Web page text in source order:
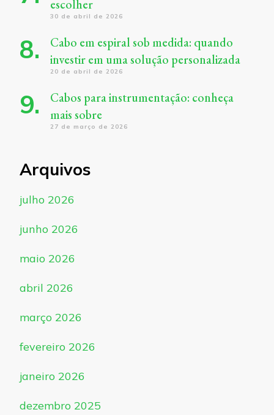
escolher
30 de abril de 2026
Cabo em espiral sob medida: quando
investir em uma solução personalizada
20 de abril de 2026
Cabos para instrumentação: conheça
mais sobre
27 de março de 2026
Arquivos
julho 2026
junho 2026
maio 2026
abril 2026
março 2026
fevereiro 2026
janeiro 2026
dezembro 2025